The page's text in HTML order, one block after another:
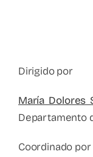
Dirigido por
María Dolores
Departamento
Coordinado por